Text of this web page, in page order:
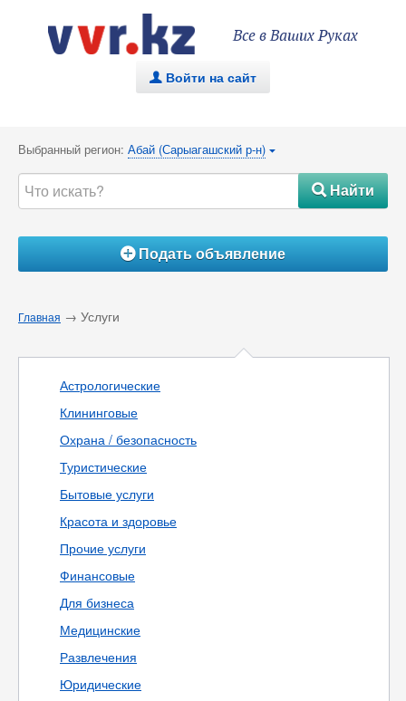
Все в Ваших Руках
. Войти на сайт
Выбранный регион: Абай (Сарыагашский р-н) {
#Найти
ÁПодать объявление
Главная → Услуги
Астрологические
Клининговые
Охрана / безопасность
Туристические
Бытовые услуги
Красота и здоровье
Прочие услуги
Финансовые
Для бизнеса
Медицинские
Развлечения
Юридические